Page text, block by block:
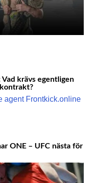
Vad krävs egentligen
ONE – UFC nästa för